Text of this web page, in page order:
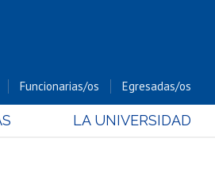
Funcionarias/os Egresadas/os
LA UNIVERSIDAD